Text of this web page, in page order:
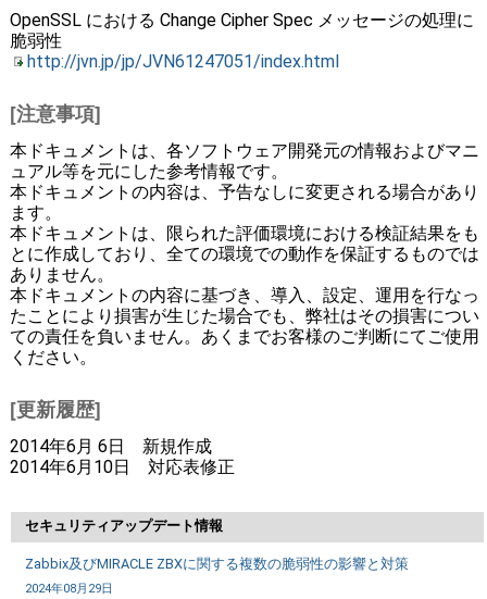
OpenSSL における Change Cipher Spec メッセージの処理に
脆弱性
http://jvn.jp/jp/JVN61247051/index.html
[注意事項]
本ドキュメントは、各ソフトウェア開発元の情報およびマニ
ュアル等を元にした参考情報です。
本ドキュメントの内容は、予告なしに変更される場合があり
ます。
本ドキュメントは、限られた評価環境における検証結果をも
とに作成しており、全ての環境での動作を保証するものでは
ありません。
本ドキュメントの内容に基づき、導入、設定、運用を行なっ
たことにより損害が生じた場合でも、弊社はその損害につい
ての責任を負いません。あくまでお客様のご判断にてご使用
ください。
[更新履歴]
2014年6月 6日 新規作成
2014年6月10日 対応表修正
セキュリティアップデート情報
Zabbix及びMIRACLE ZBXに関する複数の脆弱性の影響と対策
2024年08月29日